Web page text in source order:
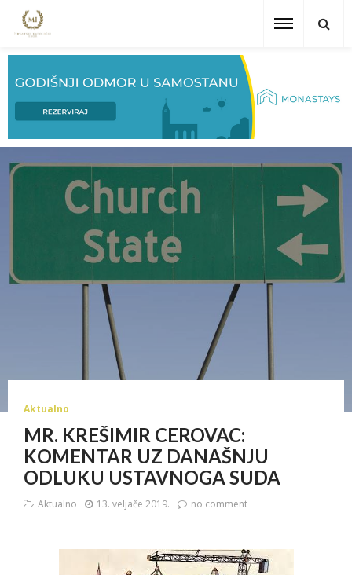
Aktualno
MR. KREŠIMIR CEROVAC:
KOMENTAR UZ DANAŠNJU
ODLUKU USTAVNOGA SUDA
Aktualno 13. veljače 2019. no comment